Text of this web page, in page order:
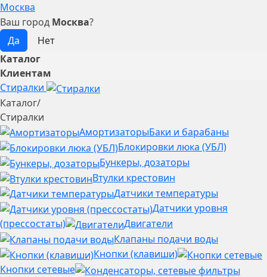
Москва
Ваш город Москва?
Каталог
Клиентам
Стиралки
Каталог/
Стиралки
АмортизаторыБаки и барабаны
Блокировки люка (УБЛ)
Бункеры, дозаторы
Втулки крестовин
Датчики температуры
Датчики уровня
(прессостаты)
Двигатели
Клапаны подачи воды
Кнопки (клавиши)
Кнопки сетевые